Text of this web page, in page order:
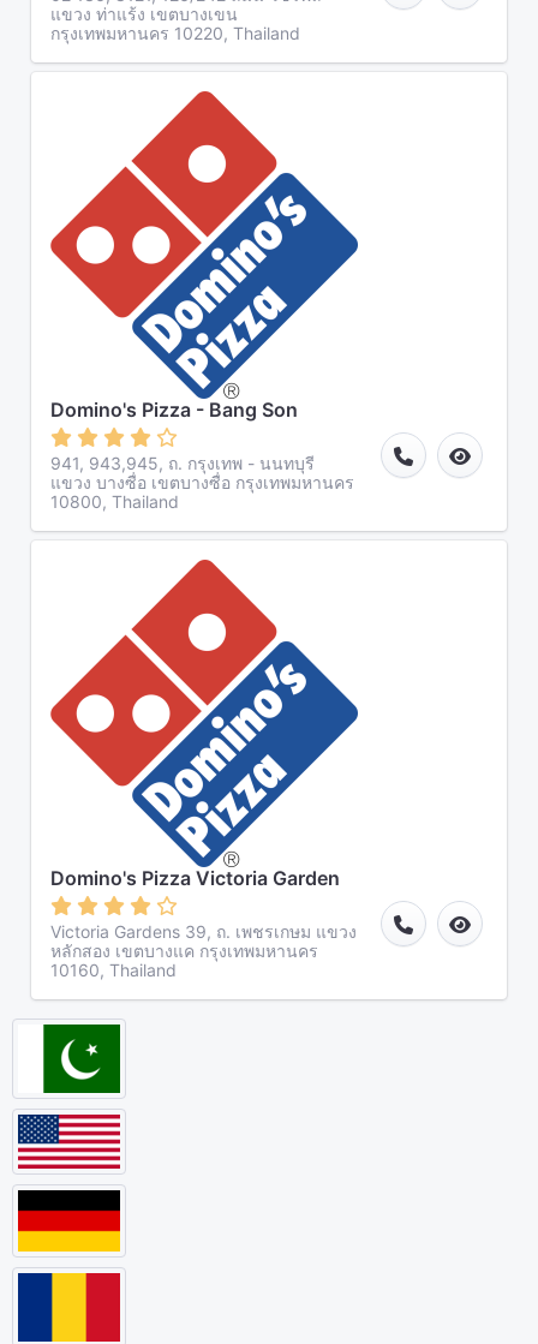
แขวง ท่าแร้ง เขตบางเขน
กรุงเทพมหานคร 10220, Thailand
Domino's Pizza - Bang Son
941, 943,945, ถ. กรุงเทพ - นนทบุรี
แขวง บางซื่อ เขตบางซื่อ กรุงเทพมหานคร
10800, Thailand
Domino's Pizza Victoria Garden
Victoria Gardens 39, ถ. เพชรเกษม แขวง
หลักสอง เขตบางแค กรุงเทพมหานคร
10160, Thailand